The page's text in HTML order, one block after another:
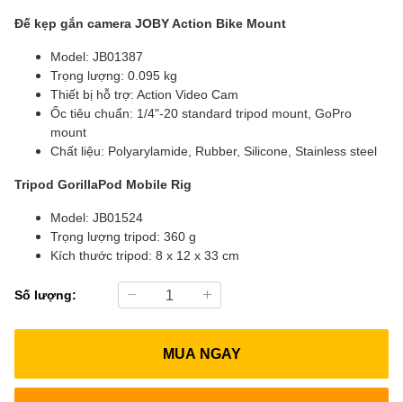
Đế kẹp gắn camera JOBY Action Bike Mount
Model: JB01387
Trọng lượng: 0.095 kg
Thiết bị hỗ trợ: Action Video Cam
Ốc tiêu chuẩn: 1/4"-20 standard tripod mount, GoPro
mount
Chất liệu: Polyarylamide, Rubber, Silicone, Stainless steel
Tripod GorillaPod Mobile Rig
Model: JB01524
Trọng lượng tripod: 360 g
Kích thước tripod: 8 x 12 x 33 cm
Số lượng:
MUA NGAY